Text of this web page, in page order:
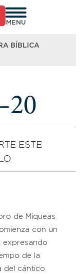
MENU
BÍBLICA
ESTE
de Miqueas
con un
expresando
de la
del cántico